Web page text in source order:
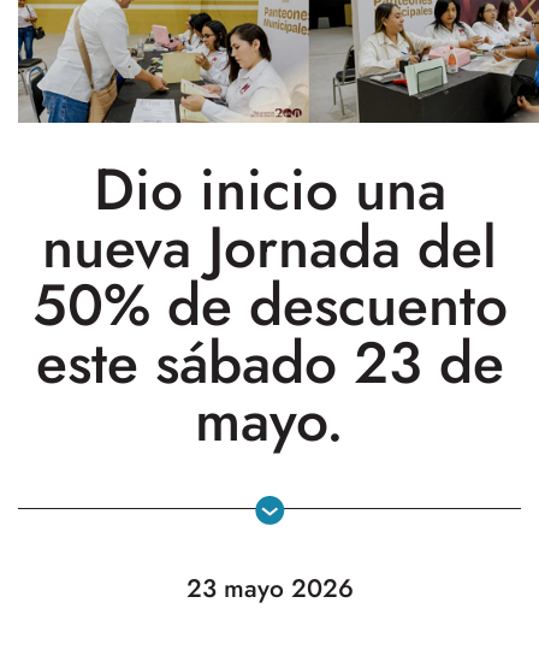
Dio inicio una
nueva Jornada del
50% de descuento
este sábado 23 de
mayo.
23 mayo 2026